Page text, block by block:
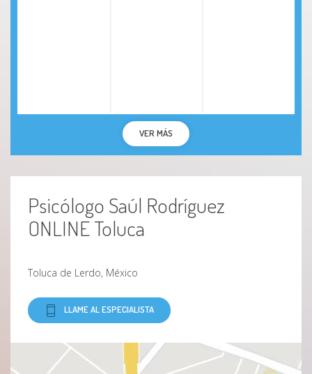
VER MÁS
Psicólogo Saúl Rodríguez
ONLINE Toluca
Toluca de Lerdo, México
LLAME AL ESPECIALISTA